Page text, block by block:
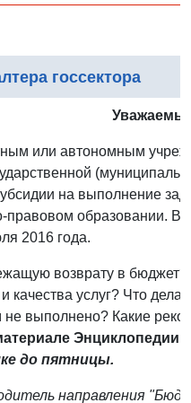
госсектора
или автономным
на выполнение
образовании. В
2016 года.
возврату в бюджет?
качества услуг? Что
не выполнено? Какие
Энциклопедии
до пятницы.
направления